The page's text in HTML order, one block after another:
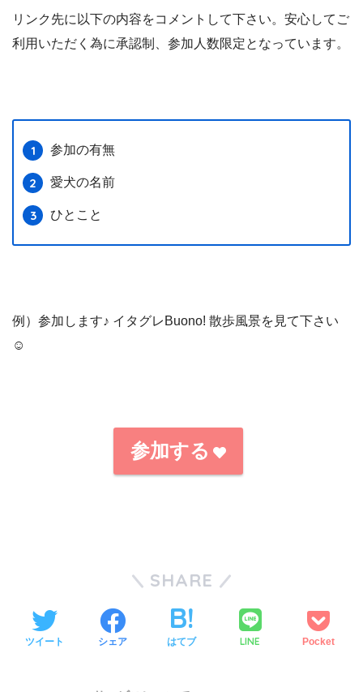
リンク先に以下の内容をコメントして下さい。安心してご
利用いただく為に承認制、参加人数限定となっています。
参加の有無
愛犬の名前
ひとこと
例）参加します♪ イタグレBuono! 散歩風景を見て下さい
☺️
参加する
SHARE
ツイート シェア はてブ LINE Pocket